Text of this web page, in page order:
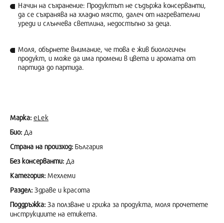
Начин на съхранение: Продуктът не съдържа консерванти,
да се съхранява на хладно място, далеч от нагревателни
уреди и слънчева светлина, недостъпно за деца.
Моля, обърнете внимание, че това е жив биологичен
продукт, и може да има промени в цвета и аромата от
партида до партида.
Марка: eLek
Био: Да
Страна на произход: България
Без консерванти: Да
Категория: Мехлеми
Раздел: Здраве и красота
Поддръжка: За ползване и грижа за продукта, моля прочетете
инструкциите на етикета.